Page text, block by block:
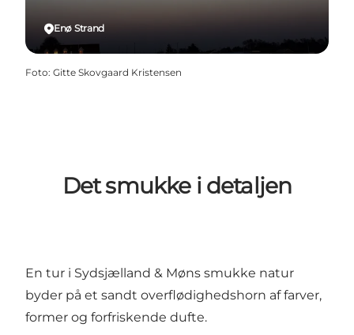
Enø Strand
Foto: Gitte Skovgaard Kristensen
Det smukke i detaljen
En tur i Sydsjælland & Møns smukke natur
byder på et sandt overflødighedshorn af farver,
former og forfriskende dufte.